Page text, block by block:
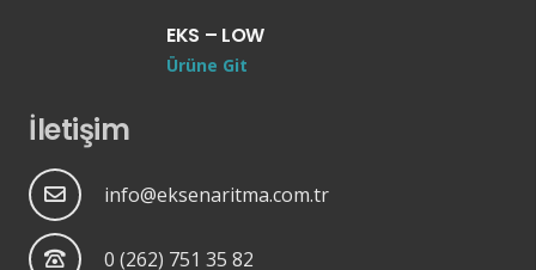
EKS – LOW
Ürüne Git
İletişim
info@eksenaritma.com.tr
0 (262) 751 35 82